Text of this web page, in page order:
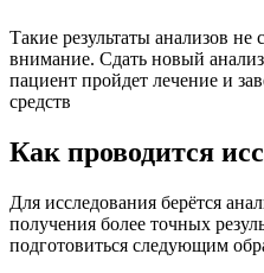
Такие результаты анализов не
внимание. Сдать новый анализ
пациент пройдет лечение и
средств
Как проводится
Для исследования берётся
получения более точных
подготовиться следующим